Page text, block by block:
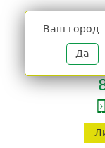
Ваш город -
Да